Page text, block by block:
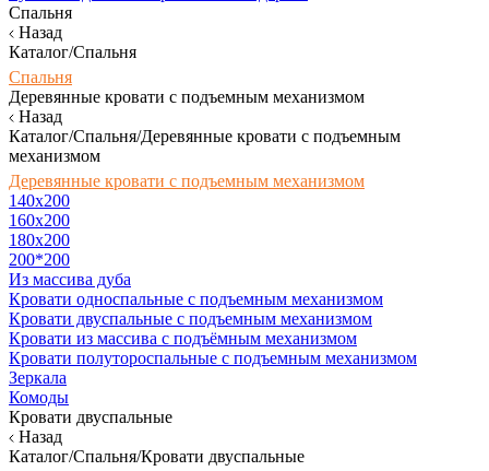
Спальня
Назад
Каталог/Спальня
Спальня
Деревянные кровати с подъемным механизмом
Назад
Каталог/Спальня/Деревянные кровати с подъемным
механизмом
Деревянные кровати с подъемным механизмом
140x200
160х200
180х200
200*200
Из массива дуба
Кровати односпальные с подъемным механизмом
Кровати двуспальные с подъемным механизмом
Кровати из массива с подъёмным механизмом
Кровати полутороспальные с подъемным механизмом
Зеркала
Комоды
Кровати двуспальные
Назад
Каталог/Спальня/Кровати двуспальные